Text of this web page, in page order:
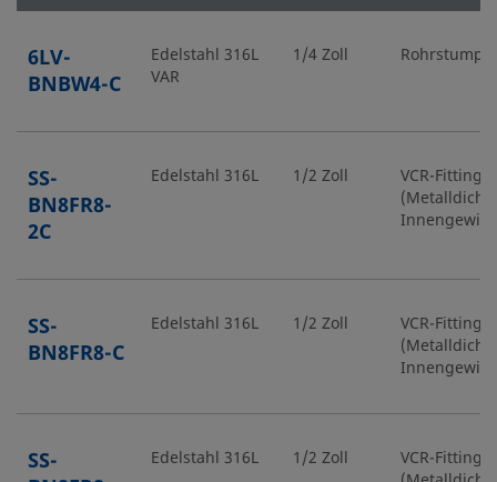
6LV-
BNBW4-C
Edelstahl 316L
VAR
1/4 Zoll
SS-
BN8FR8-
2C
Edelstahl 316L 1/2 Zoll
VCR-Fitting
SS-
BN8FR8-C
Edelstahl 316L 1/2 Zoll
VCR-Fitting
SS-
Edelstahl 316L 1/2 Zoll
VCR-Fitting